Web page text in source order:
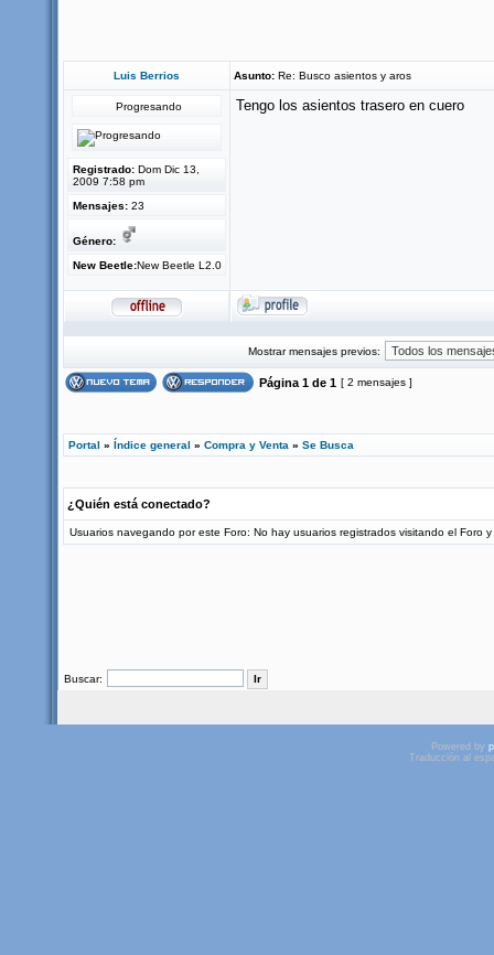
Luis Berrios Asunto: Re: Busco asientos y aros
Progresando
Registrado: Dom Dic 13,
2009 7:58 pm
Mensajes: 23
Género:
New Beetle:New Beetle L2.0
Tengo los asientos trasero en cuero
Mostrar mensajes previos:
Página 1 de 1 [ 2 mensajes ]
Portal » Índice general » Compra y Venta » Se Busca
¿Quién está conectado?
Usuarios navegando por este Foro: No hay usuarios registrados visitando el Foro
Buscar:
Powered by
Traducción al